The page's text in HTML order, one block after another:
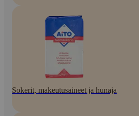
Sokerit, makeutusaineet ja hunaja